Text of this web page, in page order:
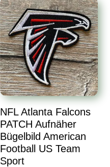
NFL Atlanta Falcons
PATCH Aufnäher
Bügelbild American
Football US Team
Sport